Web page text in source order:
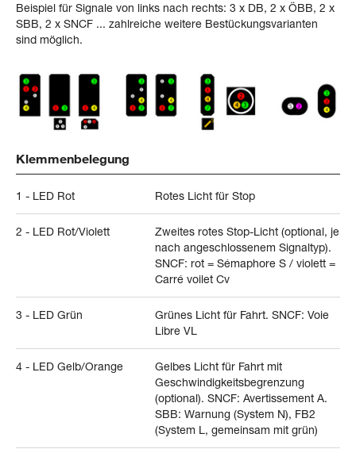
Beispiel für Signale von links nach rechts: 3 x DB, 2 x ÖBB, 2 x
SBB, 2 x SNCF ... zahlreiche weitere Bestückungsvarianten
sind möglich.
Klemmenbelegung
1 - LED Rot Rotes Licht für Stop
2 - LED Rot/Violett
Zweites rotes Stop-Licht (optional, je
nach angeschlossenem Signaltyp).
SNCF: rot = Sémaphore S / violett =
Carré voilet Cv
3 - LED Grün
Grünes Licht für Fahrt. SNCF: Voie
Libre VL
4 - LED Gelb/Orange
Gelbes Licht für Fahrt mit
Geschwindigkeitsbegrenzung
(optional). SNCF: Avertissement A.
SBB: Warnung (System N), FB2
(System L, gemeinsam mit grün)